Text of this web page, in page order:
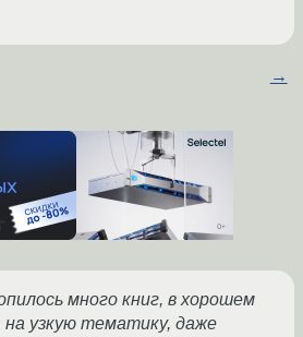
→
много книг, в хорошем
на узкую тематику, даже